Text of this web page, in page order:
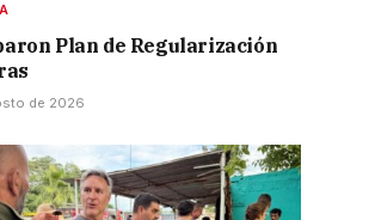
Plan de Regularización
de 2026